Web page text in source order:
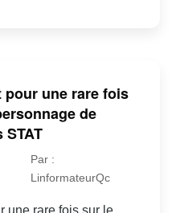
pour une rare fois
de
Par :
LinformateurQc